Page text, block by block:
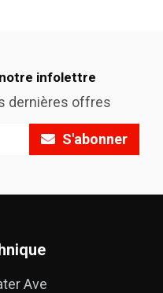
infolettre
dernières offres
S'abonner
Ave